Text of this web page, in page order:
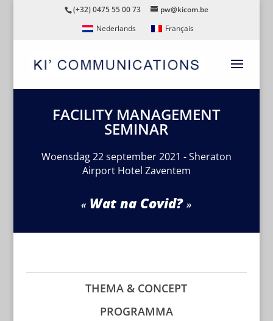
(+32) 0475 55 00 73
pw@kicom.be
Nederlands
Français
FACILITY MANAGEMENT
SEMINAR
Woensdag 22 september 2021 - Sheraton
Airport Hotel Zaventem
Wat na Covid?
THEMA & CONCEPT
PROGRAMMA